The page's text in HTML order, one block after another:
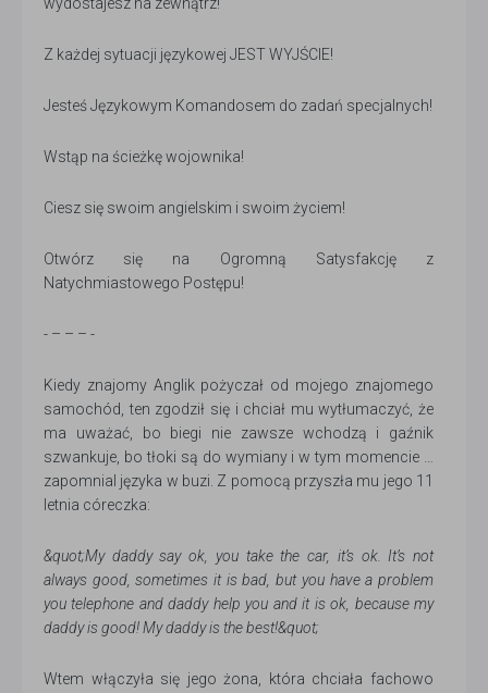
wydostajesz na zewnątrz!
Z każdej sytuacji językowej JEST WYJŚCIE!
Jesteś Językowym Komandosem do zadań specjalnych!
Wstąp na ścieżkę wojownika!
Ciesz się swoim angielskim i swoim życiem!
Otwórz się na Ogromną Satysfakcję z
Natychmiastowego Postępu!
- – – – -
Kiedy znajomy Anglik pożyczał od mojego znajomego
samochód, ten zgodził się i chciał mu wytłumaczyć, że
ma uważać, bo biegi nie zawsze wchodzą i gaźnik
szwankuje, bo tłoki są do wymiany i w tym momencie …
zapomnial języka w buzi. Z pomocą przyszła mu jego 11
letnia córeczka:
&quot;My daddy say ok, you take the car, it’s ok. It’s not
always good, sometimes it is bad, but you have a problem
you telephone and daddy help you and it is ok, because my
daddy is good! My daddy is the best!&quot;
Wtem włączyła się jego żona, która chciała fachowo